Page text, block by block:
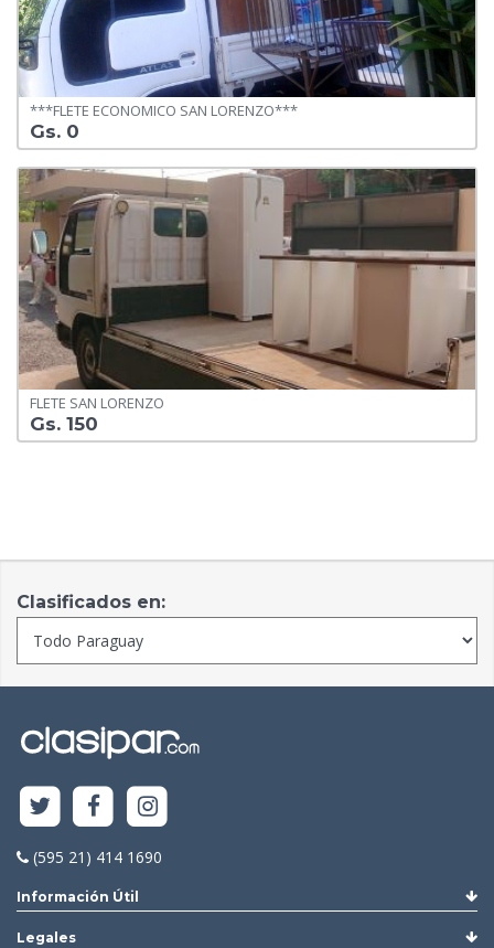
***FLETE ECONOMICO SAN LORENZO***
Gs. 0
FLETE SAN LORENZO
Gs. 150
Clasificados en:
(595 21) 414 1690
Información Útil
Legales